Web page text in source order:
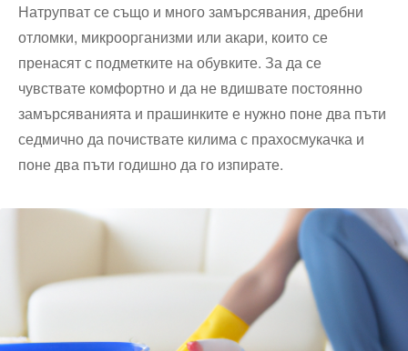
Натрупват се също и много замърсявания, дребни
отломки, микроорганизми или акари, които се
пренасят с подметките на обувките. За да се
чувствате комфортно и да не вдишвате постоянно
замърсяванията и прашинките е нужно поне два пъти
седмично да почиствате килима с прахосмукачка и
поне два пъти годишно да го изпирате.